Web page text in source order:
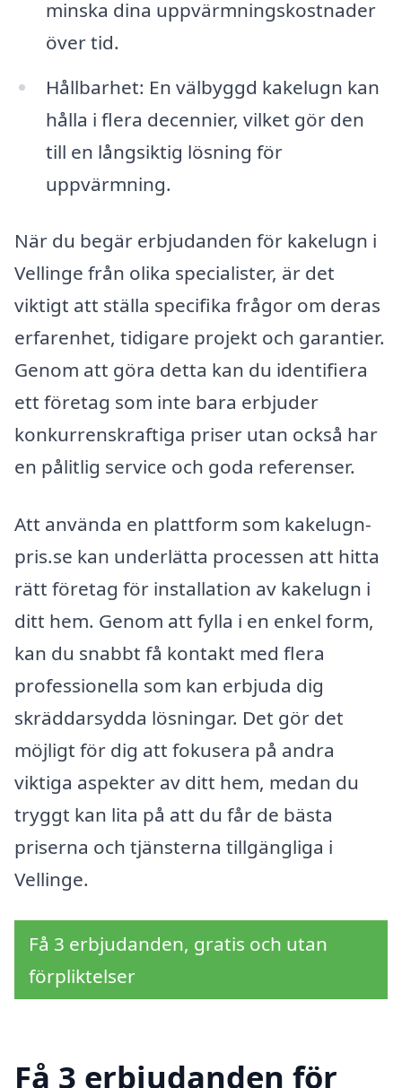
minska dina uppvärmningskostnader
över tid.
Hållbarhet: En välbyggd kakelugn kan
hålla i flera decennier, vilket gör den
till en långsiktig lösning för
uppvärmning.
När du begär erbjudanden för kakelugn i
Vellinge från olika specialister, är det
viktigt att ställa specifika frågor om deras
erfarenhet, tidigare projekt och garantier.
Genom att göra detta kan du identifiera
ett företag som inte bara erbjuder
konkurrenskraftiga priser utan också har
en pålitlig service och goda referenser.
Att använda en plattform som kakelugn-
pris.se kan underlätta processen att hitta
rätt företag för installation av kakelugn i
ditt hem. Genom att fylla i en enkel form,
kan du snabbt få kontakt med flera
professionella som kan erbjuda dig
skräddarsydda lösningar. Det gör det
möjligt för dig att fokusera på andra
viktiga aspekter av ditt hem, medan du
tryggt kan lita på att du får de bästa
priserna och tjänsterna tillgängliga i
Vellinge.
Få 3 erbjudanden, gratis och utan
förpliktelser
Få 3 erbjudanden för